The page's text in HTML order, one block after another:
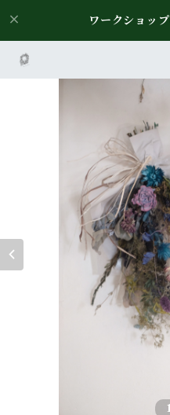
ワークショッ
1